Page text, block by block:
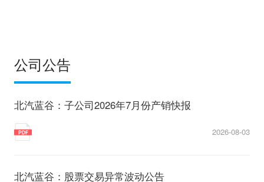
公司公告
北汽蓝谷：子公司2026年7月份产销快报
2026-08-03
北汽蓝谷：股票交易异常波动公告